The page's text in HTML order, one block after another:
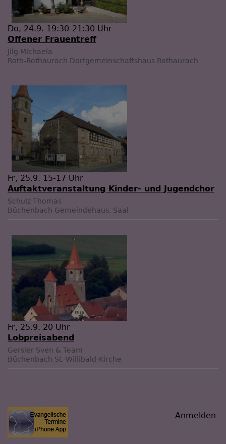
Do, 24.9. 19:30-21:30 Uhr
Offener Frauentreff
Jilg Michaela
Roth-Rothaurach Dorfgemeinschaftshaus Rothaurach
Fr, 25.9. 15-17 Uhr
Auftaktveranstaltung Kinder- und Jugendchor
Schulz Thomas
Büchenbach Gemeindehaus, Saal
Fr, 25.9. 20 Uhr
Lobpreisabend
Gersler Sven & Team
Büchenbach St.-Willibald-Kirche
Benutzermenü Anmelden